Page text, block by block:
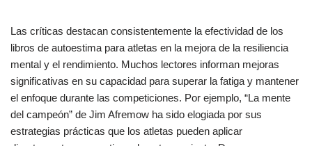
Las críticas destacan consistentemente la efectividad de los
libros de autoestima para atletas en la mejora de la resiliencia
mental y el rendimiento. Muchos lectores informan mejoras
significativas en su capacidad para superar la fatiga y mantener
el enfoque durante las competiciones. Por ejemplo, “La mente
del campeón” de Jim Afremow ha sido elogiada por sus
estrategias prácticas que los atletas pueden aplicar